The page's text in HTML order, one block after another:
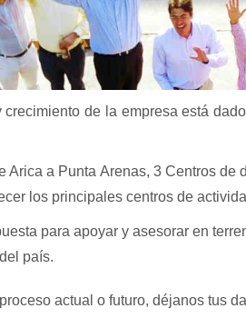
de la empresa está
Arica a Punta Arenas, 3 Centros
los principales centros de
para apoyar y asesorar en
país.
actual o futuro, déjanos tus